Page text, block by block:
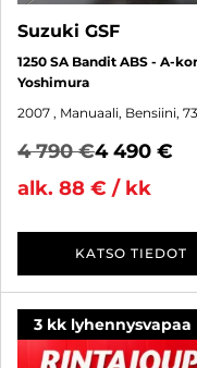
Suzuki GSF
1250 SA Bandit ABS - A-
Yoshimura
2007 , Manuaali, Bensiini,
4 790 €4 490 €
alk. 88 € / kk
KATSO TIEDOT
3 kk lyhennysvapaa